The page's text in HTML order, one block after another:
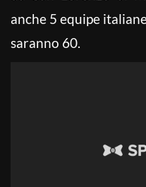
anche 5 equipe
saranno 60.